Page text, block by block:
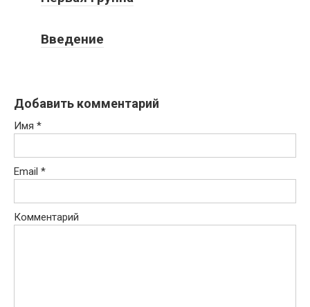
Введение
Добавить комментарий
Имя *
Email *
Комментарий